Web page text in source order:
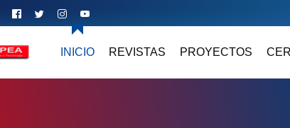
INICIO REVISTAS PROYECTOS